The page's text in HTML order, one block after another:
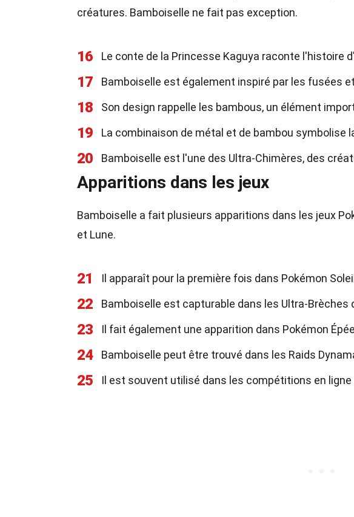
créatures. Bamboiselle ne fait pas exception.
16 Le conte de la Princesse Kaguya raconte l'histoire
17 Bamboiselle est également inspiré par les fusées
18 Son design rappelle les bambous, un élément
19 La combinaison de métal et de bambou symbolise
20 Bamboiselle est l'une des Ultra-Chimères, des
Apparitions dans les jeux
Bamboiselle a fait plusieurs apparitions dans les jeux
et Lune.
21 Il apparaît pour la première fois dans Pokémon
22 Bamboiselle est capturable dans les Ultra-Brèches
23 Il fait également une apparition dans Pokémon
24 Bamboiselle peut être trouvé dans les Raids
25 Il est souvent utilisé dans les compétitions en